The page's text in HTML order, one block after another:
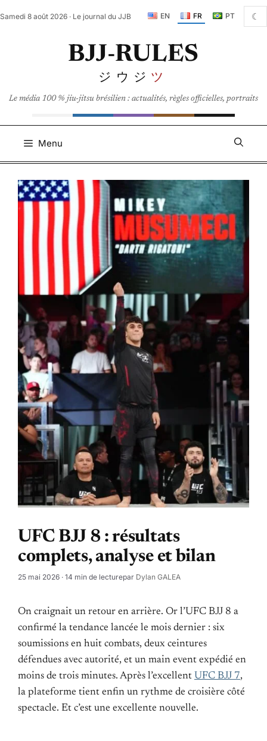
au
Samedi 8 août 2026 · Le journal du JJB EN FR PT ☾
BJJ-RULES
ジウジ ツ
Le média 100 % jiu-jitsu brésilien : actualités, règles officielles, portraits
Menu
UFC BJJ 8 : résultats
complets, analyse et bilan
25 mai 2026 · 14 min de lecturepar Dylan GALEA
On craignait un retour en arrière. Or l’UFC BJJ 8 a
confirmé la tendance lancée le mois dernier : six
soumissions en huit combats, deux ceintures
défendues avec autorité, et un main event expédié en
moins de trois minutes. Après l’excellent UFC BJJ 7,
la plateforme tient enfin un rythme de croisière côté
spectacle. Et c’est une excellente nouvelle.